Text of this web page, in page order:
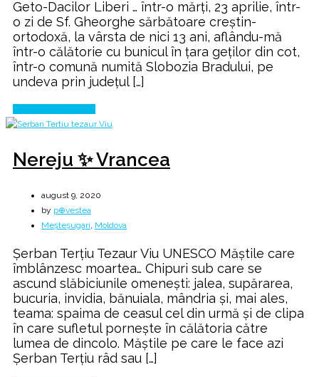
GETÆ
🔥
Geto-Dacilor Liberi … într-o mărți, 23 aprilie, într-
o zi de Sf. Gheorghe sărbătoare creștin-
ortodoxă, la vârsta de nici 13 ani, aflându-mă
într-o călătorie cu bunicul în țara geților din cot,
într-o comună numită Slobozia Bradului, pe
undeva prin județul […]
Nereju ✨ Vrancea
august 9, 2020
by p⊕vestea
Meșteșugari Moldova
Şerban Terţiu Tezaur Viu UNESCO Măștile care
îmblânzesc moartea… Chipuri sub care se
ascund slăbiciunile omenești: jalea, supărarea,
bucuria, invidia, bănuiala, mândria și, mai ales,
teama: spaima de ceasul cel din urmă și de clipa
în care sufletul pornește în călătoria către
lumea de dincolo. Măștile pe care le face azi
Șerban Terțiu râd sau […]